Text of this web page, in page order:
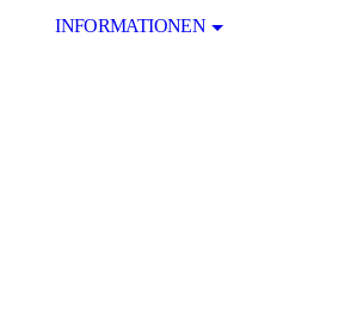
INFORMATIONEN